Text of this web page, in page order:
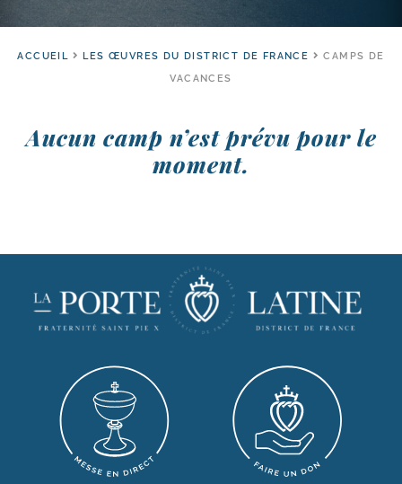
ACCUEIL LES ŒUVRES DU DISTRICT DE FRANCE
CAMPS DE
VACANCES
Aucun camp n’est prévu pour le
moment.